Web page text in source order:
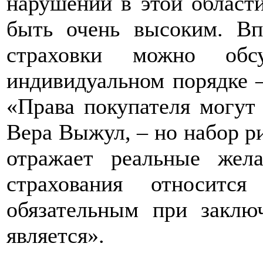
быть очень высоким.
страховки можно
индивидуальном порядке
«Права покупателя
Вера Выжул, – но набор
отражает реальные
страхования
обязательным при
является».